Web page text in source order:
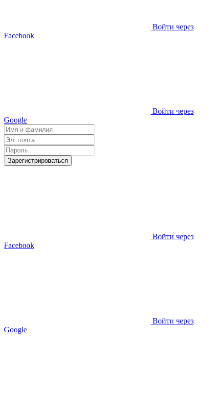
Войти через
Facebook
Войти через
Google
Зарегистрироваться
Войти через
Facebook
Войти через
Google